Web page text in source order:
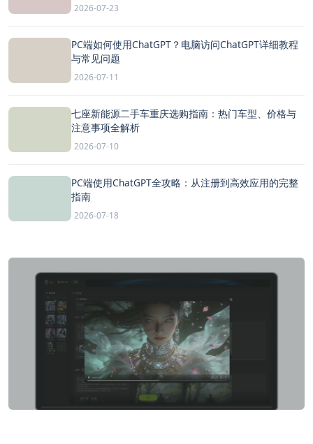
2026-07-23
PC端如何使用ChatGPT？电脑访问ChatGPT详细教程
与常见问题
2026-07-11
七座新能源二手车重庆选购指南：热门车型、价格与
注意事项全解析
2026-07-10
PC端使用ChatGPT全攻略：从注册到高效应用的完整
指南
2026-07-18